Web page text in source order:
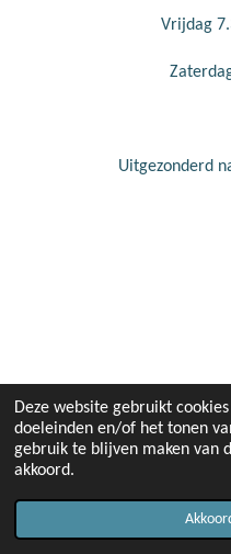
Deze website gebruikt
doeleinden en/of het tonen
gebruik te blijven maken van
akkoord.
Vrijdag
Uitgezonderd
© 2018 - 2026
Powered byJouwWeb